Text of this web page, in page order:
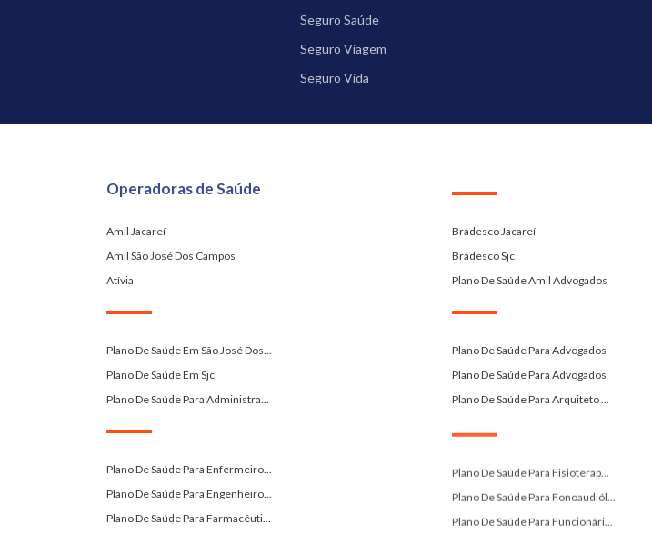
Seguro Saúde
Seguro Viagem
Seguro Vida
Operadoras de Saúde
Amil Jacareí
Amil São José Dos Campos
Atívia
Bradesco Jacareí
Bradesco Sjc
Plano De Saúde Amil Advogados
Plano De Saúde Em São José Dos...
Plano De Saúde Em Sjc
Plano De Saúde Para Administra...
Plano De Saúde Para Advogados
Plano De Saúde Para Advogados
Plano De Saúde Para Arquiteto ...
Plano De Saúde Para Enfermeiro...
Plano De Saúde Para Engenheiro...
Plano De Saúde Para Farmacêuti...
Plano De Saúde Para Fisioterap...
Plano De Saúde Para Fonoaudiól...
Plano De Saúde Para Funcionári...